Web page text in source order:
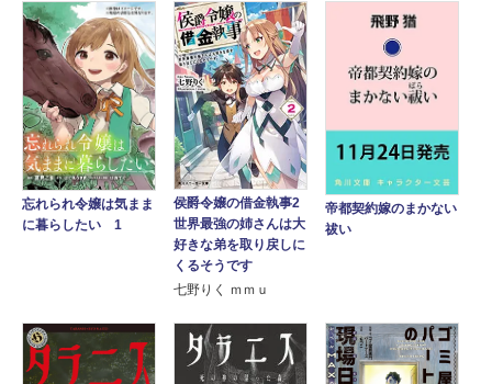
忘れられ令嬢は気まま
に暮らしたい 1
侯爵令嬢の借金執事2
世界最強の姉さんは大
好きな弟を取り戻しに
くるそうです
七野りく ｍｍｕ
帝都契約嫁のまかない
祓い